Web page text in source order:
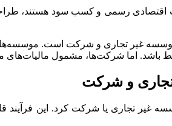
اقتصادی رسمی و کسب سود هستند،
غیر تجاری و شرکت است.
باشد. اما شرکت‌ها، مشمول مالیات‌های
و شرکت
غیر تجاری یا شرکت کرد. این